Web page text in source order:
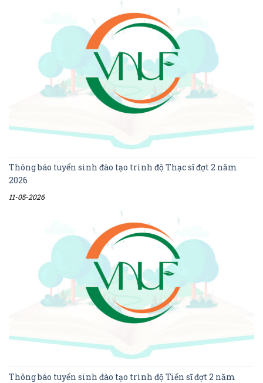
Thông báo tuyển sinh đào tạo trình độ Thạc sĩ đợt 2 năm
2026
11-05-2026
Thông báo tuyển sinh đào tạo trình độ Tiến sĩ đợt 2 năm